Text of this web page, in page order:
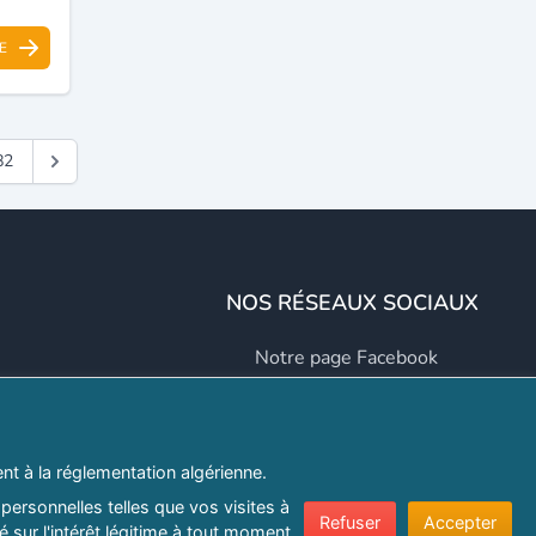
NOS RÉSEAUX SOCIAUX
Notre page Facebook
Notre page Twitter
à la réglementation algérienne.
telles que vos visites à
sur l'intérêt légitime à tout moment
Refuser Accepter